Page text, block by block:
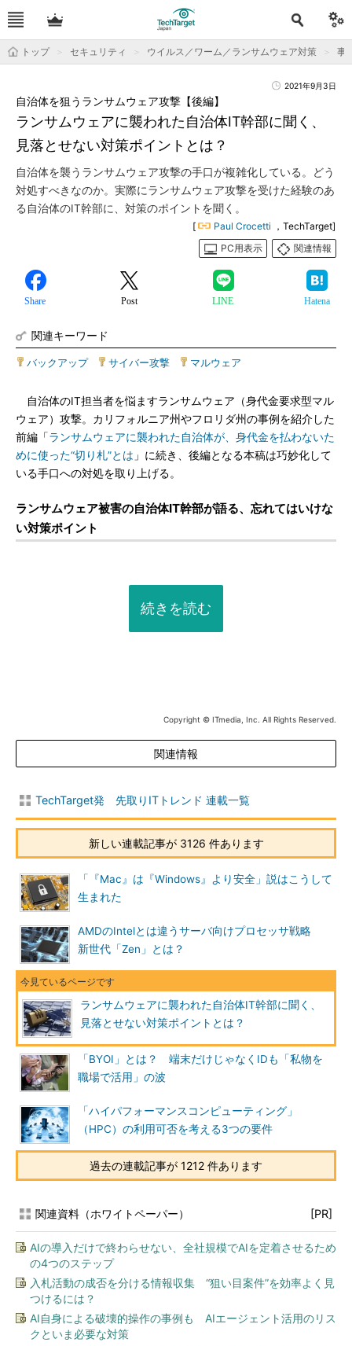
トップ セキュリティ ウイルス／ワーム／ランサムウェア対策 事
2021年9月3日
ランサムウェアに襲われた自治体IT幹部に聞く、
見落とせない対策ポイントとは？
自治体を狙うランサムウェア攻撃【後編】
自治体を襲うランサムウェア攻撃の手口が複雑化している。どう
対処すべきなのか。実際にランサムウェア攻撃を受けた経験のあ
る自治体のIT幹部に、対策のポイントを聞く。
[ Paul Crocetti ，TechTarget]
PC用表示
関連情報
Share Post LINE Hatena
関連キーワード
バックアップ| サイバー攻撃 マルウェア
自治体のIT担当者を悩ますランサムウェア（身代金要求型マル
ウェア）攻撃。カリフォルニア州やフロリダ州の事例を紹介した
前編「ランサムウェアに襲われた自治体が、身代金を払わないた
めに使った“切り札”とは 」に続き、後編となる本稿は巧妙化して
いる手口への対処を取り上げる。
ランサムウェア被害の自治体IT幹部が語る、忘れてはいけな
い対策ポイント
続きを読む
Copyright © ITmedia, Inc. All Rights Reserved.
関連情報
TechTarget発 先取りITトレンド 連載一覧
新しい連載記事が 3126 件あります
「『Mac』は『Windows』より安全」説はこうして
生まれた
AMDのIntelとは違うサーバ向けプロセッサ戦略
新世代「Zen」とは？
ランサムウェアに襲われた自治体IT幹部に聞く、
見落とせない対策ポイントとは？
「BYOI」とは？ 端末だけじゃなくIDも「私物を
職場で活用」の波
「ハイパフォーマンスコンピューティング」
（HPC）の利用可否を考える3つの要件
過去の連載記事が 1212 件あります
関連資料（ホワイトペーパー） [PR]
AIの導入だけで終わらせない、全社規模でAIを定着させるため
の4つのステップ
入札活動の成否を分ける情報収集 “狙い目案件”を効率よく見
つけるには？
AI自身による破壊的操作の事例も AIエージェント活用のリス
クといま必要な対策